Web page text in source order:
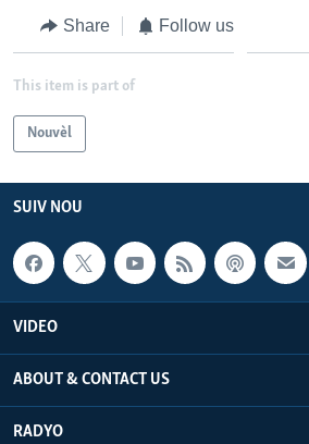
Share Follow us
This item is part of
Nouvèl
SUIV NOU
VIDEO
ABOUT & CONTACT US
RADYO